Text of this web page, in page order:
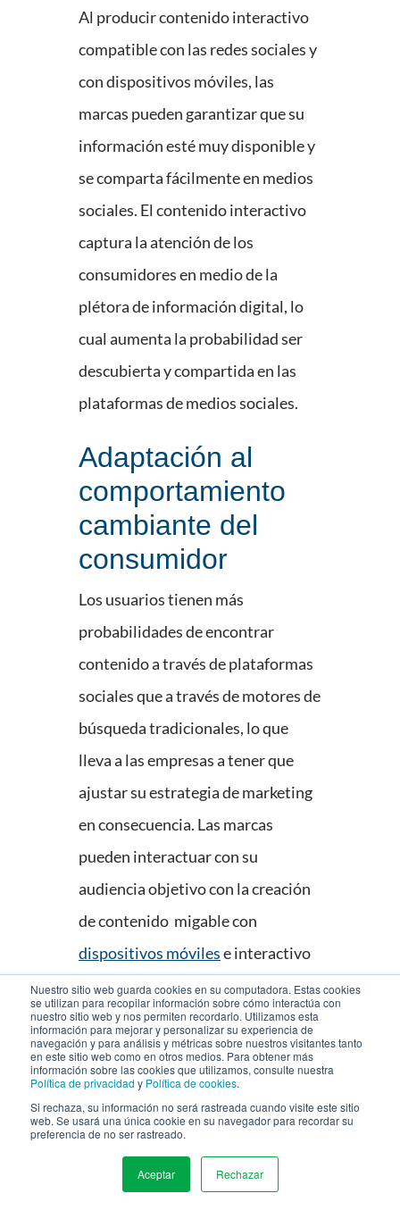
Nuestro sitio web guarda cookies en su computadora. Estas cookies
se utilizan para recopilar información sobre cómo interactúa con
nuestro sitio web y nos permiten recordarlo. Utilizamos esta
información para mejorar y personalizar su experiencia de
navegación y para análisis y métricas sobre nuestros visitantes tanto
en este sitio web como en otros medios. Para obtener más
información sobre las cookies que utilizamos, consulte nuestra
Política de privacidad y Política de cookies.
Si rechaza, su información no será rastreada cuando visite este sitio
web. Se usará una única cookie en su navegador para recordar su
preferencia de no ser rastreado.
Aceptar Rechazar
Al producir contenido interactivo
compatible con las redes sociales y
con dispositivos móviles, las
marcas pueden garantizar que su
información esté muy disponible y
se comparta fácilmente en medios
sociales. El contenido interactivo
captura la atención de los
consumidores en medio de la
plétora de información digital, lo
cual aumenta la probabilidad ser
descubierta y compartida en las
plataformas de medios sociales.
Adaptación al
comportamiento
cambiante del
consumidor
Los usuarios tienen más
probabilidades de encontrar
contenido a través de plataformas
sociales que a través de motores de
búsqueda tradicionales, lo que
lleva a las empresas a tener que
ajustar su estrategia de marketing
en consecuencia. Las marcas
pueden interactuar con su
audiencia objetivo con la creación
de contenido migable con
dispositivos móvilese interactivo
que se ajuste adecuadamente a las
plataformas de medios sociales
puesto que es ahí donde la
audiencia pasa gran cantidad de
tiempo.
Además, puesto que los